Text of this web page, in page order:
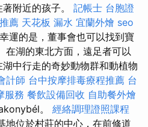
附近的孩子。 記帳士 台胞證
薦 天花板 漏水 宜蘭外燴 seo
幸運的是，董事會也可以找到寶
在湖的東北方面，遠足者可以
中行走的奇妙動物群和動植物
計師 台中按摩排毒療程推薦 台
服務 餐飲設備回收 自助餐外燴
。 經絡調理證照課程
地位於村莊的中心，在前修道